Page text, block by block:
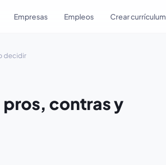
Empresas Empleos Crear currículum
decidir
contras y